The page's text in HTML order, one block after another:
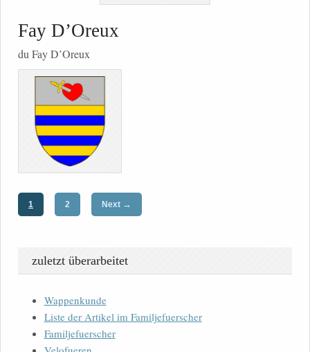
Fay D’Oreux
du Fay D’Oreux
1 2 Next →
zuletzt überarbeitet
Wappenkunde
Liste der Artikel im Familjefuerscher
Familjefuerscher